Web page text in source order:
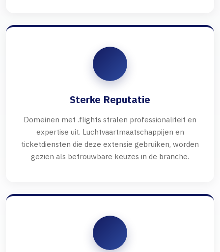
Sterke Reputatie
Domeinen met .flights stralen professionaliteit en
expertise uit. Luchtvaartmaatschappijen en
ticketdiensten die deze extensie gebruiken, worden
gezien als betrouwbare keuzes in de branche.